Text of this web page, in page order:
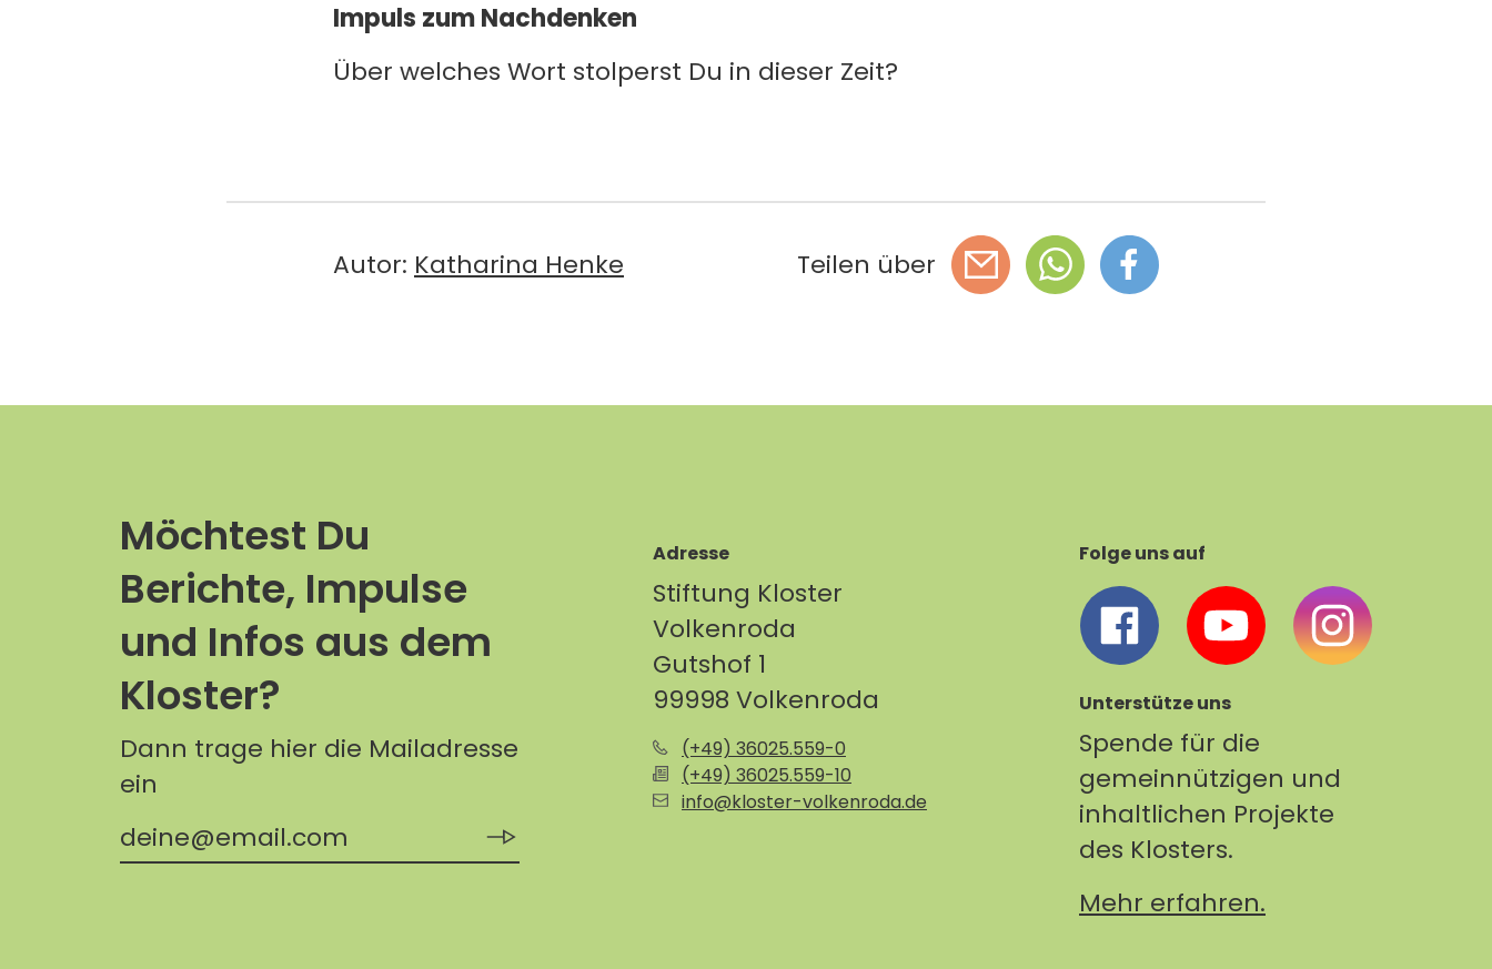
Impuls zum Nachdenken
Über welches Wort stolperst Du in dieser Zeit?
Autor: Katharina Henke Teilen über
Möchtest Du
Berichte, Impulse
und Infos aus dem
Kloster?
Dann trage hier die Mailadresse
ein
Adresse
Stiftung Kloster
Volkenroda
Gutshof 1
99998 Volkenroda
(+49) 36025.559-0
(+49) 36025.559-10
info@kloster-volkenroda.de
Folge uns auf
Unterstütze uns
Spende für die
gemeinnützigen und
inhaltlichen Projekte
des Klosters.
Mehr erfahren.